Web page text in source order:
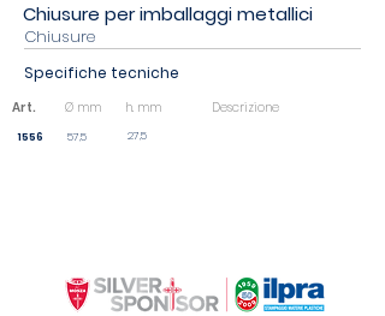
Chiusure per imballaggi metallici
Chiusure
Specifiche tecniche
Art.
1556
Ø mm h. mm Descrizione
57,5 27,5